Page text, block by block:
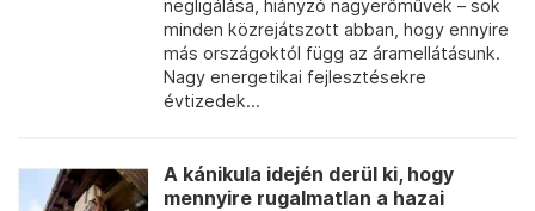
negligálása, hiányzó nagyerőművek – sok
minden közrejátszott abban, hogy ennyire
más országoktól függ az áramellátásunk.
Nagy energetikai fejlesztésekre
évtizedek...
A kánikula idején derül ki, hogy
mennyire rugalmatlan a hazai